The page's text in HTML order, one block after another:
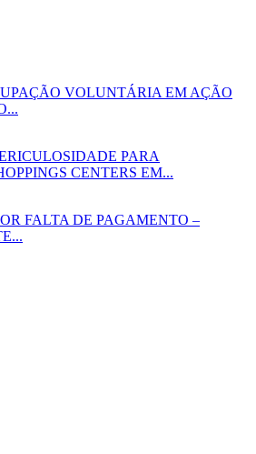
VOLUNTÁRIA EM AÇÃO
PARA
CENTERS EM...
FALTA DE PAGAMENTO –